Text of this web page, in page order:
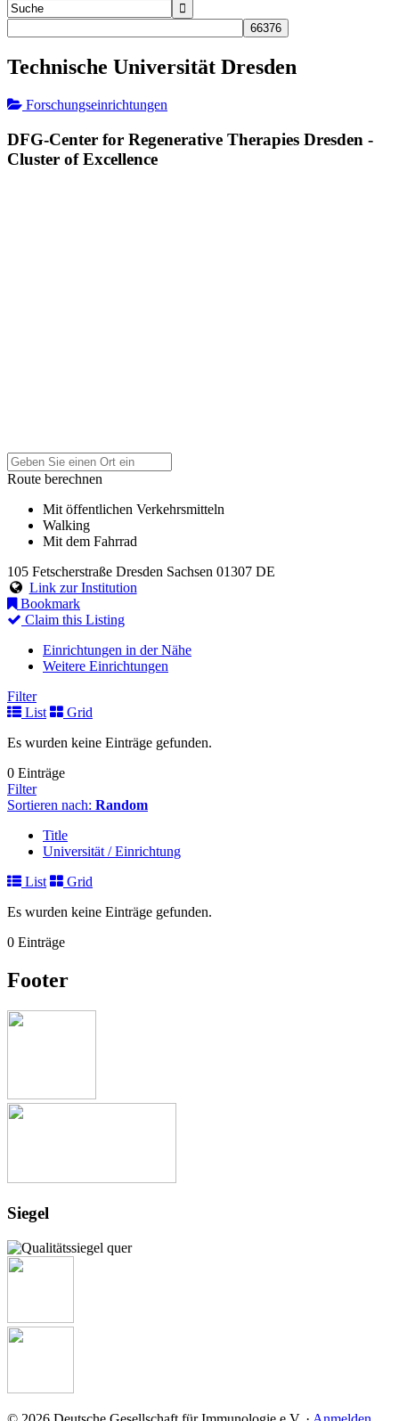
Technische Universität Dresden
Forschungseinrichtungen
DFG-Center for Regenerative Therapies Dresden -
Cluster of Excellence
Route berechnen
Mit öffentlichen Verkehrsmitteln
Walking
Mit dem Fahrrad
105 Fetscherstraße Dresden Sachsen 01307 DE
Link zur Institution
Bookmark
Claim this Listing
Einrichtungen in der Nähe
Weitere Einrichtungen
Filter
List
Grid
Es wurden keine Einträge gefunden.
0 Einträge
Filter
Sortieren nach: Random
Title
Universität / Einrichtung
List
Grid
Es wurden keine Einträge gefunden.
0 Einträge
Footer
Siegel